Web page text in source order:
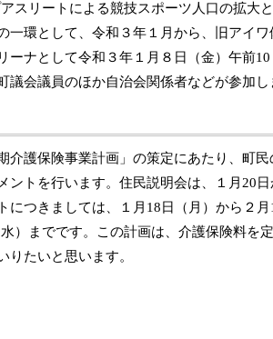
スリートによる競技スポーツ人口の拡大
環として、令和３年１月から、旧アイ
ーナとして令和３年１月８日（金）午前10
会議員のほか自治会関係者などが参加し
護保険事業計画」の策定にあたり、町民
トを行います。住民説明会は、１月 20
につきましては、１月 18 日（月）から２月
水）までです。この計画は、介護保険料を
たいと思います。